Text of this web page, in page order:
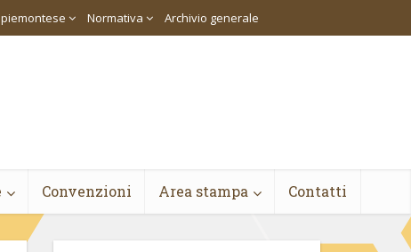
Normativa Archivio generale
Convenzioni Area stampa Contatti